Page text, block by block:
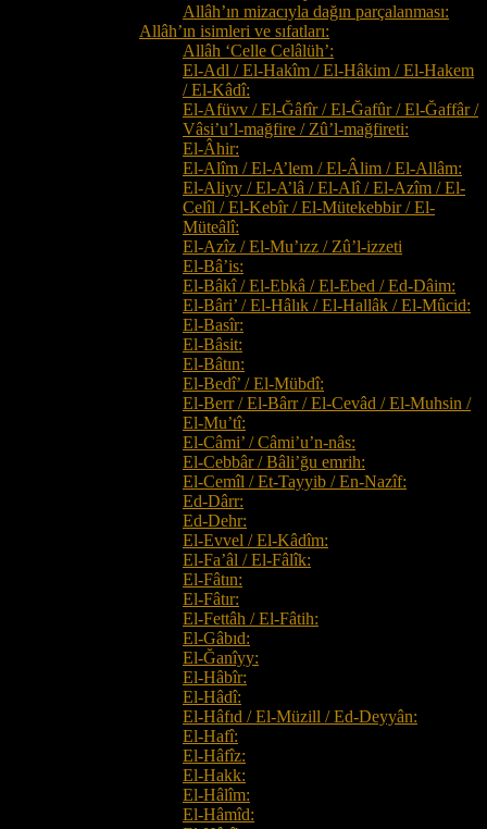
Allâh’ın mizacıyla dağın parçalanması:
Allâh’ın isimleri ve sıfatları:
Allâh ‘Celle Celâlüh’:
El-Adl / El-Hakîm / El-Hâkim / El-Hakem
/ El-Kâdî:
El-Afüvv / El-Ğâfîr / El-Ğafûr / El-Ğaffâr /
Vâsi’u’l-mağfire / Zû’l-mağfireti:
El-Âhir:
El-Alîm / El-A’lem / El-Âlim / El-Allâm:
El-Aliyy / El-A’lâ / El-Alî / El-Azîm / El-
Celîl / El-Kebîr / El-Mütekebbir / El-
Müteâlî:
El-Azîz / El-Mu’ızz / Zû’l-izzeti
El-Bâ’is:
El-Bâkî / El-Ebkâ / El-Ebed / Ed-Dâim:
El-Bâri’ / El-Hâlık / El-Hallâk / El-Mûcid:
El-Basîr:
El-Bâsit:
El-Bâtın:
El-Bedî’ / El-Mübdî:
El-Berr / El-Bârr / El-Cevâd / El-Muhsin /
El-Mu’tî:
El-Câmi’ / Câmi’u’n-nâs:
El-Cebbâr / Bâli’ğu emrih:
El-Cemîl / Et-Tayyib / En-Nazîf:
Ed-Dârr:
Ed-Dehr:
El-Evvel / El-Kâdîm:
El-Fa’âl / El-Fâlîk:
El-Fâtın:
El-Fâtır:
El-Fettâh / El-Fâtih:
El-Gâbıd:
El-Ğanîyy:
El-Hâbîr:
El-Hâdî:
El-Hâfıd / El-Müzill / Ed-Deyyân:
El-Hafî:
El-Hâfîz:
El-Hakk:
El-Hâlîm:
El-Hâmîd: